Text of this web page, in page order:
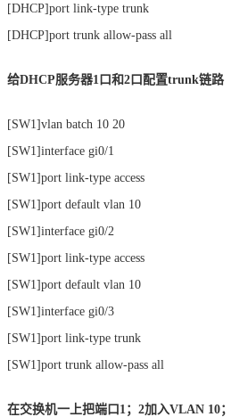
[DHCP]port link-type trunk
[DHCP]port trunk allow-pass all
给DHCP服务器1口和2口配置trunk链路
[SW1]vlan batch 10 20
[SW1]interface gi0/1
[SW1]port link-type access
[SW1]port default vlan 10
[SW1]interface gi0/2
[SW1]port link-type access
[SW1]port default vlan 10
[SW1]interface gi0/3
[SW1]port link-type trunk
[SW1]port trunk allow-pass all
在交换机一上把端口1；2加入VLAN 10